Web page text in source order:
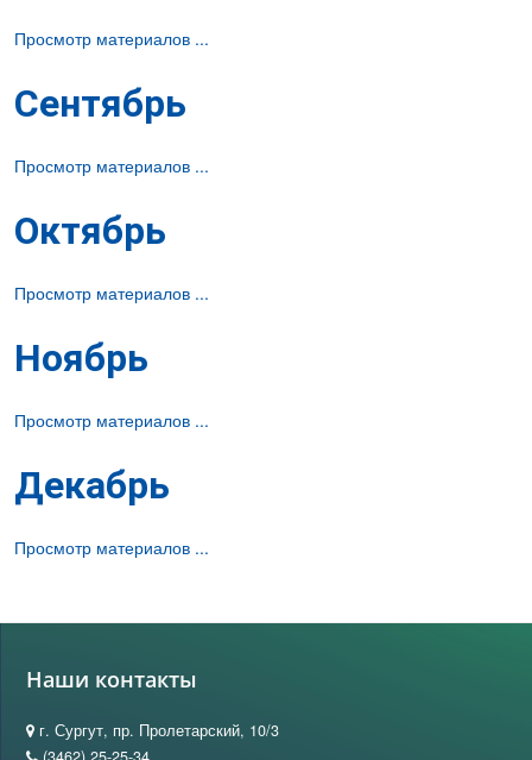
Просмотр материалов ...
Сентябрь
Просмотр материалов ...
Октябрь
Просмотр материалов ...
Ноябрь
Просмотр материалов ...
Декабрь
Просмотр материалов ...
Наши контакты
г. Сургут, пр. Пролетарский, 10/3